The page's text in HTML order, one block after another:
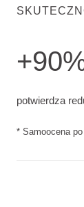
potwierdza
* Samoocena